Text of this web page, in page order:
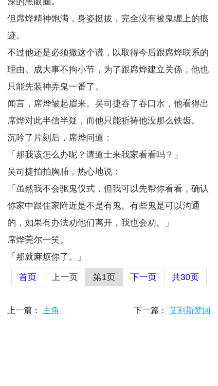
但席烨精神饱满，身姿挺拔，完全没有被鬼缠上的痕
迹。
不过他还是必须撒这个谎，以取得今后跟席烨联系的
理由。成大事不拘小节，为了跟席烨建立关係，他也
只能先装神弄鬼一番了。
闻言，席烨皱起眉来。吴司捷吞了吞口水，他看得出
席烨对此半信半疑，而他只能祈祷他没那么铁齿。
沉吟了片刻后，席烨问道：
「那我该怎么办呢？请道士来我家看看吗？」
吴司捷拍拍胸脯，热心地说：
「虽然我不会驱鬼仪式，但我可以先帮你看看，确认
你家中跟住家附近是不是有鬼。有些鬼是可以沟通
的，如果有办法劝他们离开，我也会劝。」
席烨莞尔一笑。
「那就麻烦你了。」
首页 上一页 第1页 下一页 共30页
上一篇： 主角 下一篇： 艾利斯梦回